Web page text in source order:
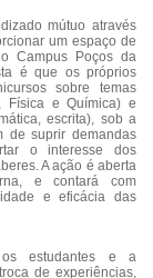
mútuo através
um espaço de
Campus Poços da
é que os próprios
sobre temas
Física e Química) e
escrita), sob a
de suprir demandas
o interesse dos
A ação é aberta
e contará com
e eficácia das
os estudantes e a
de experiências,